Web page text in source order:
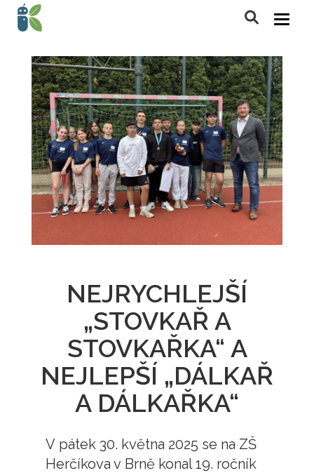
NEJRYCHLEJŠÍ
„STOVKAŘ A
STOVKAŘKA“ A
NEJLEPŠÍ „DÁLKAŘ
A DÁLKAŘKA“
V pátek 30. května 2025 se na ZŠ
Herčíkova v Brně konal 19. ročník